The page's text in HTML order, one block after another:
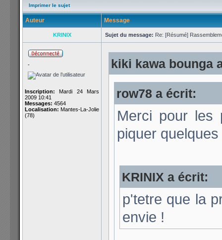
Imprimer le sujet
Auteur Message
KRINIX Sujet du message: Re: [Résumé]
-
Inscription: Mardi 24 Mars
2009 10:41
Messages: 4564
Localisation: Mantes-La-Jolie
(78)
kiki kawa bounga
row78 a écrit:
Merci pour les
piquer
KRINIX a écrit:
p'tetre que la
envie !